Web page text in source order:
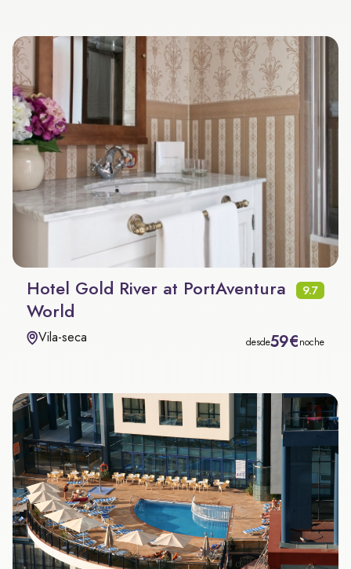
Hotel Gold River at PortAventura
World
9.7
Vila-seca desde59€noche